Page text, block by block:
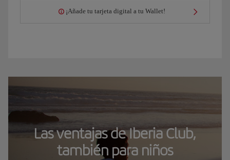
¡Añade tu tarjeta digital a tu Wallet!
Las ventajas de Iberia Club,
también para niños